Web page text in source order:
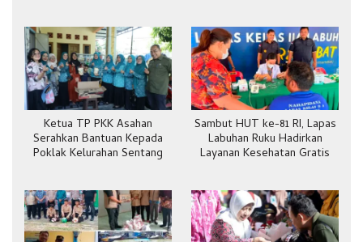
Ketua TP PKK Asahan
Serahkan Bantuan Kepada
Poklak Kelurahan Sentang
Sambut HUT ke-81 RI, Lapas
Labuhan Ruku Hadirkan
Layanan Kesehatan Gratis